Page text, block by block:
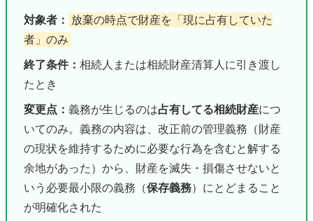
対象者：
放棄の時点で財産を「現に占有していた
者」のみ
終了条件： 相続人または相続財産清算人に引き渡し
たとき
変更点： 義務が生じるのは占有してる相続財産につ
いてのみ。義務の内容は、改正前の管理義務（財産
の現状を維持するために必要な行為を含むと解する
余地があった）から、財産を滅失・損傷させないと
いう必要最小限の義務（保存義務）にとどまること
が明確化された